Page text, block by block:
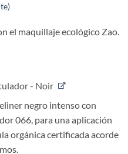
el maquillaje ecológico Zao.
- Noir
negro intenso con
066, para una aplicación
orgánica certificada acorde